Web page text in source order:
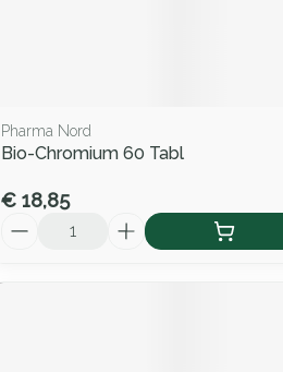
Pharma Nord
Bio-Chromium 60 Tabl
€ 18,85